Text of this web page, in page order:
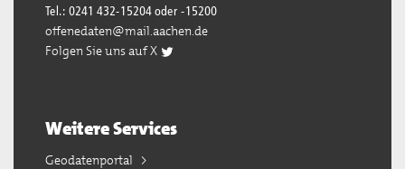
Tel.: 0241 432-15204 oder -15200
offenedaten@mail.aachen.de
Folgen Sie uns auf X
Weitere Services
Geodatenportal